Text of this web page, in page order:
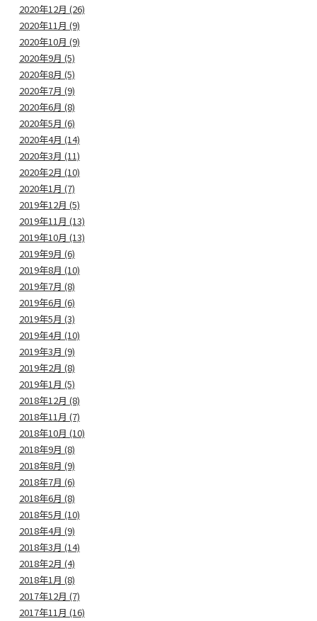
2020年12月 (26)
2020年11月 (9)
2020年10月 (9)
2020年9月 (5)
2020年8月 (5)
2020年7月 (9)
2020年6月 (8)
2020年5月 (6)
2020年4月 (14)
2020年3月 (11)
2020年2月 (10)
2020年1月 (7)
2019年12月 (5)
2019年11月 (13)
2019年10月 (13)
2019年9月 (6)
2019年8月 (10)
2019年7月 (8)
2019年6月 (6)
2019年5月 (3)
2019年4月 (10)
2019年3月 (9)
2019年2月 (8)
2019年1月 (5)
2018年12月 (8)
2018年11月 (7)
2018年10月 (10)
2018年9月 (8)
2018年8月 (9)
2018年7月 (6)
2018年6月 (8)
2018年5月 (10)
2018年4月 (9)
2018年3月 (14)
2018年2月 (4)
2018年1月 (8)
2017年12月 (7)
2017年11月 (16)